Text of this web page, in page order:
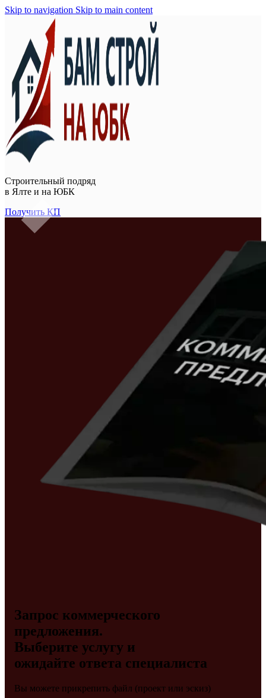
Skip to navigation Skip to main content
Строительный подряд
в Ялте и на ЮБК
Получить КП
Запрос коммерческого
предложения.
Выберите услугу и
ожидайте ответа специалиста
Вы можете прикрепить файл (проект или эскиз)